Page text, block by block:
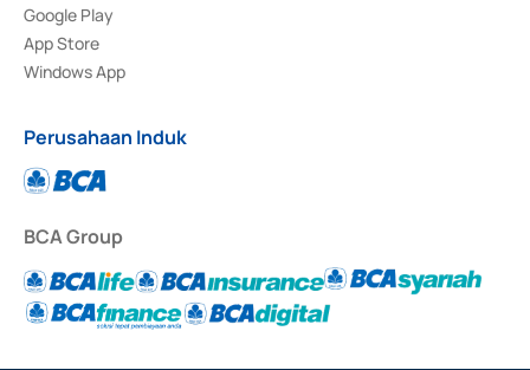
Google Play
App Store
Windows App
Perusahaan Induk
BCA Group